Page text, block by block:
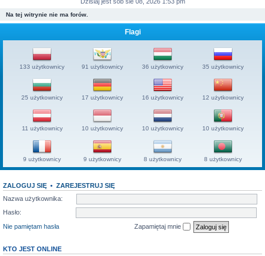
Na tej witrynie nie ma forów.
Flagi
133 użytkownicy 91 użytkownicy 36 użytkownicy 35 użytkownicy
25 użytkownicy 17 użytkownicy 16 użytkownicy 12 użytkownicy
11 użytkownicy 10 użytkownicy 10 użytkownicy 10 użytkownicy
9 użytkownicy 9 użytkownicy 8 użytkownicy 8 użytkownicy
ZALOGUJ SIĘ • ZAREJESTRUJ SIĘ
Nazwa użytkownika:
Hasło:
Nie pamiętam hasła
Zapamiętaj mnie
KTO JEST ONLINE